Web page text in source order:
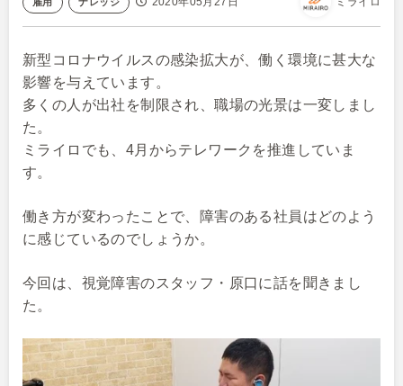
雇用 ナレッジ
新型コロナウイルスの感染拡大が、働く環境に甚大な
影響を与えています。
多くの人が出社を制限され、職場の光景は一変しまし
た。
ミライロでも、4月からテレワークを推進していま
す。
働き方が変わったことで、障害のある社員はどのよう
に感じているのでしょうか。
今回は、視覚障害のスタッフ・原口に話を聞きまし
た。